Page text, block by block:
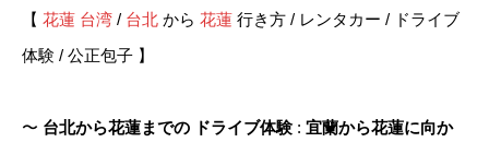
【 花蓮 台湾 / 台北 から 花蓮 行き方 / レンタカー / ドライブ
体験 / 公正包子 】
〜 台北から花蓮までの ドライブ体験: 宜蘭から花蓮に向か